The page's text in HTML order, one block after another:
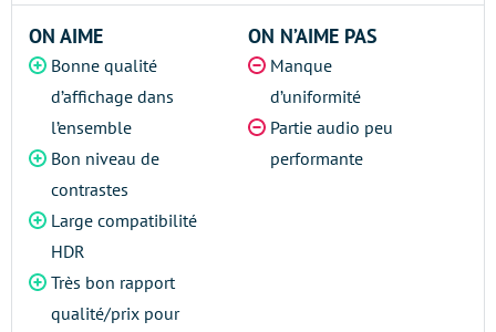
ON AIME
Bonne qualité
d’affichage dans
l’ensemble
Bon niveau de
contrastes
Large compatibilité
HDR
Très bon rapport
qualité/prix pour
ON N’AIME PAS
Manque
d’uniformité
Partie audio peu
performante